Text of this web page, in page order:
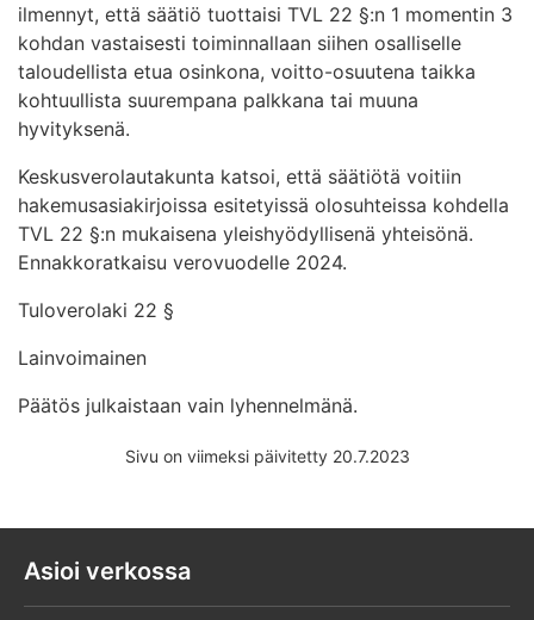
ilmennyt, että säätiö tuottaisi TVL 22 §:n 1 momentin 3
kohdan vastaisesti toiminnallaan siihen osalliselle
taloudellista etua osinkona, voitto-osuutena taikka
kohtuullista suurempana palkkana tai muuna
hyvityksenä.
Keskusverolautakunta katsoi, että säätiötä voitiin
hakemusasiakirjoissa esitetyissä olosuhteissa kohdella
TVL 22 §:n mukaisena yleishyödyllisenä yhteisönä.
Ennakkoratkaisu verovuodelle 2024.
Tuloverolaki 22 §
Lainvoimainen
Päätös julkaistaan vain lyhennelmänä.
Sivu on viimeksi päivitetty 20.7.2023
Asioi verkossa